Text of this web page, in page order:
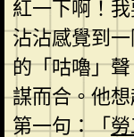
紅一下啊！
沾沾感覺到
的「咕嚕」
謀而合。他
第一句：「